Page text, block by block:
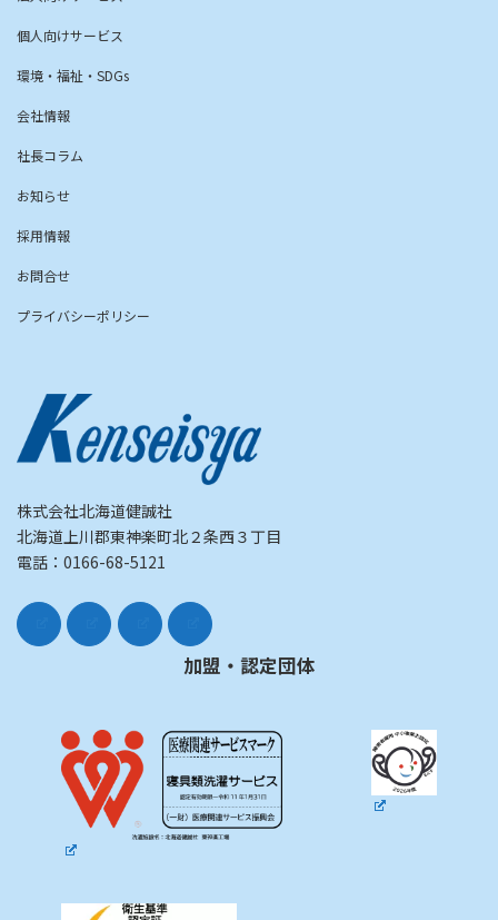
個人向けサービス
環境・福祉・SDGs
会社情報
社長コラム
お知らせ
採用情報
お問合せ
プライバシーポリシー
株式会社北海道健誠社
北海道上川郡東神楽町北２条西３丁目
電話：0166-68-5121
加盟・認定団体